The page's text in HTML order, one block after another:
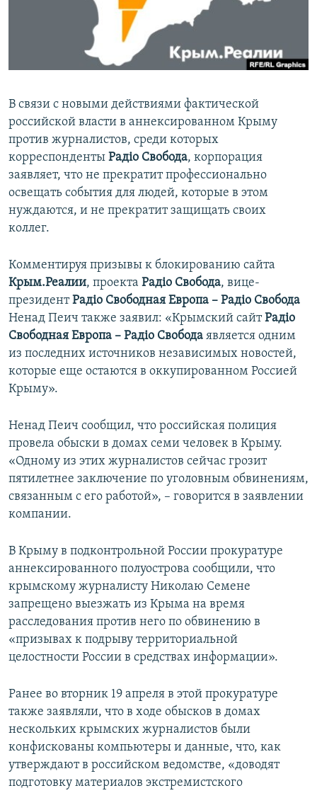
ПОБЕДИТЕЛЕЙ НЕ СУДЯТ?
КРЫМ.НЕПОКОРЕННЫЙ
ПРИСОЕДИНЯЙТЕСЬ!
Все сайты RFE/RL
В связи с новыми действиями фактической
российской власти в аннексированном Крыму
против журналистов, среди которых
корреспонденты Радiо Свобода, корпорация
заявляет, что не прекратит профессионально
освещать события для людей, которые в этом
нуждаются, и не прекратит защищать своих
коллег.
Комментируя призывы к блокированию сайта
Крым.Реалии, проекта Радiо Свобода, вице-
президентРадiо Свободная Европа – Радiо Свобода
Ненад Пеич также заявил: «Крымский сайтРадiо
Свободная Европа – Радiо Свобода является одним
из последних источников независимых новостей,
которые еще остаются в оккупированном Россией
Крыму».
Ненад Пеич сообщил, что российская полиция
провела обыски в домах семи человек в Крыму.
«Одному из этих журналистов сейчас грозит
пятилетнее заключение по уголовным обвинениям,
связанным с его работой», – говорится в заявлении
компании.
В Крыму в подконтрольной России прокуратуре
аннексированного полуострова сообщили, что
крымскому журналисту Николаю Семене
запрещено выезжать из Крыма на время
расследования против него по обвинению в
«призывах к подрыву территориальной
целостности России в средствах информации».
Ранее во вторник 19 апреля в этой прокуратуре
также заявляли, что в ходе обысков в домах
нескольких крымских журналистов были
конфискованы компьютеры и данные, что, как
утверждают в российском ведомстве, «доводят
подготовку материалов экстремистского